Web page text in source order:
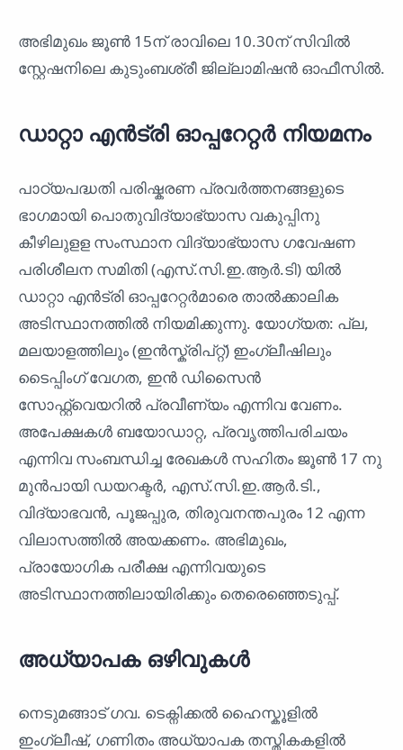
അഭിമുഖം ജൂൺ 15ന് രാവിലെ 10.30ന് സിവിൽ
സ്റ്റേഷനിലെ കുടുംബശ്രീ ജില്ലാമിഷൻ ഓഫീസിൽ.
ഡാറ്റാ എൻട്രി ഓപ്പറേറ്റർ നിയമനം
പാഠ്യപദ്ധതി പരിഷ്കരണ പ്രവർത്തനങ്ങളുടെ
ഭാഗമായി പൊതുവിദ്യാഭ്യാസ വകുപ്പിനു
കീഴിലുളള സംസ്ഥാന വിദ്യാഭ്യാസ ഗവേഷണ
പരിശീലന സമിതി (എസ്.സി.ഇ.ആർ.ടി) യിൽ
ഡാറ്റാ എൻട്രി ഓപ്പറേറ്റർമാരെ താൽക്കാലിക
അടിസ്ഥാനത്തിൽ നിയമിക്കുന്നു. യോഗ്യത: പ്ല,
മലയാളത്തിലും (ഇൻസ്ക്രിപ്റ്റ്) ഇംഗ്ലീഷിലും
ടൈപ്പിംഗ് വേഗത, ഇൻ ഡിസൈൻ
സോഫ്റ്റ്വെയറിൽ പ്രവീണ്യം എന്നിവ വേണം.
അപേക്ഷകൾ ബയോഡാറ്റ, പ്രവൃത്തിപരിചയം
എന്നിവ സംബന്ധിച്ച രേഖകൾ സഹിതം ജൂൺ 17 നു
മുൻപായി ഡയറക്ടർ, എസ്.സി.ഇ.ആർ.ടി.,
വിദ്യാഭവൻ, പൂജപ്പുര, തിരുവനന്തപുരം 12 എന്ന
വിലാസത്തിൽ അയക്കണം. അഭിമുഖം,
പ്രായോഗിക പരീക്ഷ എന്നിവയുടെ
അടിസ്ഥാനത്തിലായിരിക്കും തെരെഞ്ഞെടുപ്പ്.
അധ്യാപക ഒഴിവുകൾ
നെടുമങ്ങാട് ഗവ. ടെക്നിക്കൽ ഹൈസ്കൂളിൽ
ഇംഗ്ലീഷ്, ഗണിതം അധ്യാപക തസ്തികകളിൽ